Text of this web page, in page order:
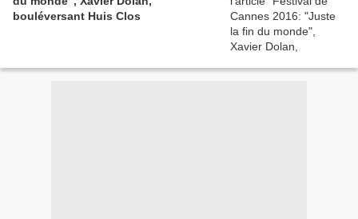
bouléversant Huis Clos